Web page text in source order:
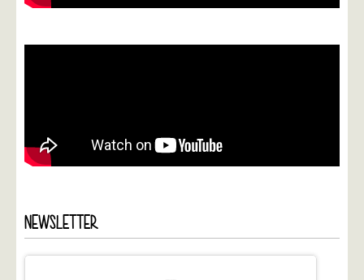
NEWSLETTER